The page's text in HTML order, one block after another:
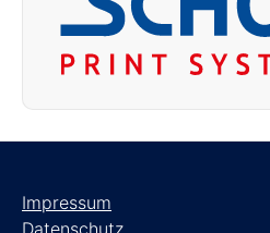
Impressum
Datenschutz